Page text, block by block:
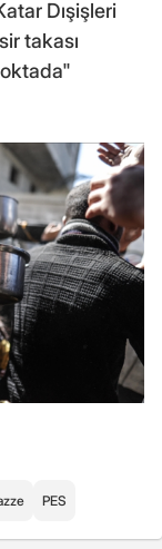
Dışişleri
takası
PES